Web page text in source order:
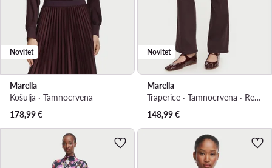
Novitet
Marella
Košulja · Tamnocrvena
178,99€
Novitet
Marella
Traperice · Tamnocrvena · Regular Fit
148,99€